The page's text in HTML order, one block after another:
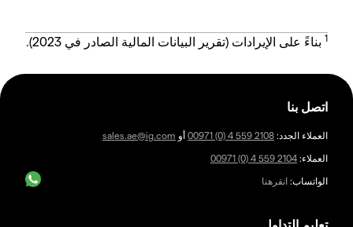
1 بناءً على الإيرادات (تقرير البيانات المالية الصادر في 2023).
اتصل بنا
العملاء الجدد: 00971 (0) 4 559 2108 أو sales.ae@ig.com
العملاء: 00971 (0) 4 559 2104
الواتساب: انقرهنا